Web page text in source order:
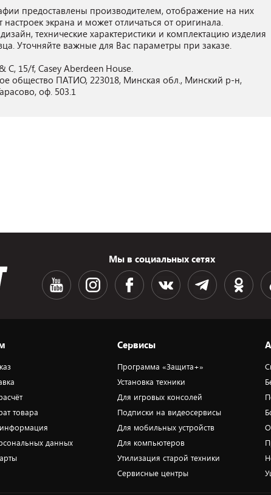
предоставлены производителем, отображение на них
экрана и может отличаться от оригинала.
технические характеристики и комплектацию изделия
Уточняйте важные для Вас параметры при заказе.
C, 15/f, Casey Aberdeen House.
общество ПАТИО, 223018, Минская обл., Минский р-н,
оф. 503.1
Мы в социальных сетях
товара
данных
Сервисы
Программа «Защита+»
Установка техники
Для игровых консолей
Подписки на видеосервисы
Для мобильных устройств
Для компьютеров
Утилизация старой техники
Сервисные центры